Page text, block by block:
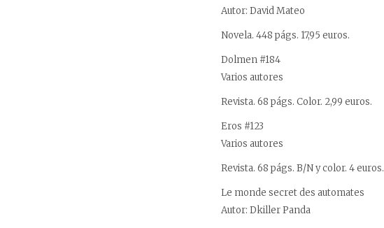
Autor: David Mateo
Novela. 448 págs. 17,95 euros.
Dolmen #184
Varios autores
Revista. 68 págs. Color. 2,99 euros.
Eros #123
Varios autores
Revista. 68 págs. B/N y color. 4 euros.
Le monde secret des automates
Autor: Dkiller Panda